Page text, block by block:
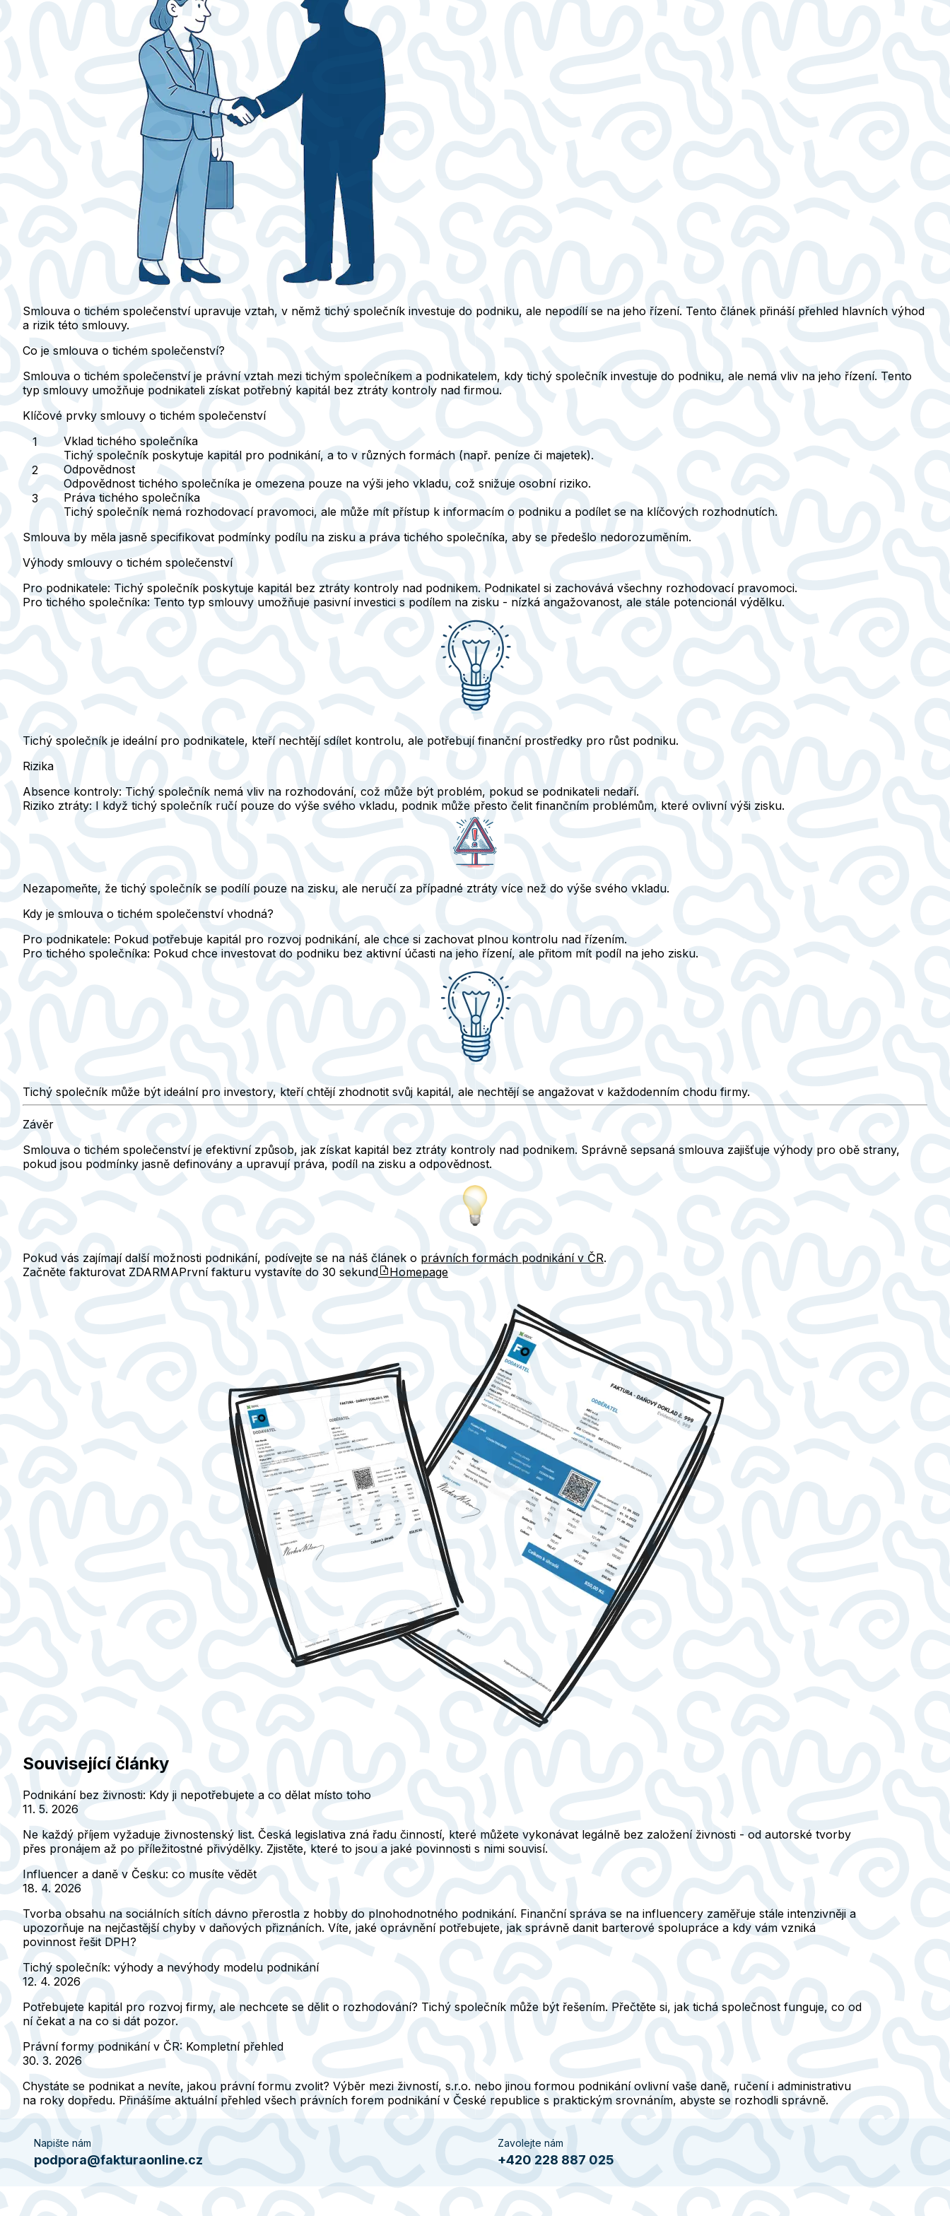
Smlouva o tichém společenství upravuje vztah, v němž tichý společník investuje do podniku, ale nepodílí se na jeho řízení. Tento článek přináší přehled hlavních výhod
a rizik této smlouvy.
Co je smlouva o tichém společenství?
Smlouva o tichém společenství je právní vztah mezi tichým společníkem a podnikatelem, kdy tichý společník investuje do podniku, ale nemá vliv na jeho řízení. Tento
typ smlouvy umožňuje podnikateli získat potřebný kapitál bez ztráty kontroly nad firmou.
Klíčové prvky smlouvy o tichém společenství
Vklad tichého společníka
Tichý společník poskytuje kapitál pro podnikání, a to v různých formách (např. peníze či majetek).
Odpovědnost
Odpovědnost tichého společníka je omezena pouze na výši jeho vkladu, což snižuje osobní riziko.
Práva tichého společníka
Tichý společník nemá rozhodovací pravomoci, ale může mít přístup k informacím o podniku a podílet se na klíčových rozhodnutích.
Smlouva by měla jasně specifikovat podmínky podílu na zisku a práva tichého společníka, aby se předešlo nedorozuměním.
Výhody smlouvy o tichém společenství
Pro podnikatele: Tichý společník poskytuje kapitál bez ztráty kontroly nad podnikem. Podnikatel si zachovává všechny rozhodovací pravomoci.
Pro tichého společníka: Tento typ smlouvy umožňuje pasivní investici s podílem na zisku - nízká angažovanost, ale stále potencionál výdělku.
Tichý společník je ideální pro podnikatele, kteří nechtějí sdílet kontrolu, ale potřebují finanční prostředky pro růst podniku.
Rizika
Absence kontroly: Tichý společník nemá vliv na rozhodování, což může být problém, pokud se podnikateli nedaří.
Riziko ztráty: I když tichý společník ručí pouze do výše svého vkladu, podnik může přesto čelit finančním problémům, které ovlivní výši zisku.
Nezapomeňte, že tichý společník se podílí pouze na zisku, ale neručí za případné ztráty více než do výše svého vkladu.
Kdy je smlouva o tichém společenství vhodná?
Pro podnikatele: Pokud potřebuje kapitál pro rozvoj podnikání, ale chce si zachovat plnou kontrolu nad řízením.
Pro tichého společníka: Pokud chce investovat do podniku bez aktivní účasti na jeho řízení, ale přitom mít podíl na jeho zisku.
Tichý společník může být ideální pro investory, kteří chtějí zhodnotit svůj kapitál, ale nechtějí se angažovat v každodenním chodu firmy.
Závěr
Smlouva o tichém společenství je efektivní způsob, jak získat kapitál bez ztráty kontroly nad podnikem. Správně sepsaná smlouva zajišťuje výhody pro obě strany,
pokud jsou podmínky jasně definovány a upravují práva, podíl na zisku a odpovědnost.
Pokud vás zajímají další možnosti podnikání, podívejte se na náš článek o právních formách podnikání v ČR.
Začněte fakturovat ZDARMAPrvní fakturu vystavíte do 30 sekund Homepage
Související články
Podnikání bez živnosti: Kdy ji nepotřebujete a co dělat místo toho
11. 5. 2026
Ne každý příjem vyžaduje živnostenský list. Česká legislativa zná řadu činností, které můžete vykonávat legálně bez založení živnosti - od autorské tvorby
přes pronájem až po příležitostné přivýdělky. Zjistěte, které to jsou a jaké povinnosti s nimi souvisí.
Influencer a daně v Česku: co musíte vědět
18. 4. 2026
Tvorba obsahu na sociálních sítích dávno přerostla z hobby do plnohodnotného podnikání. Finanční správa se na influencery zaměřuje stále intenzivněji a
upozorňuje na nejčastější chyby v daňových přiznáních. Víte, jaké oprávnění potřebujete, jak správně danit barterové spolupráce a kdy vám vzniká
povinnost řešit DPH?
Tichý společník: výhody a nevýhody modelu podnikání
12. 4. 2026
Potřebujete kapitál pro rozvoj firmy, ale nechcete se dělit o rozhodování? Tichý společník může být řešením. Přečtěte si, jak tichá společnost funguje, co od
ní čekat a na co si dát pozor.
Právní formy podnikání v ČR: Kompletní přehled
30. 3. 2026
Chystáte se podnikat a nevíte, jakou právní formu zvolit? Výběr mezi živností, s.r.o. nebo jinou formou podnikání ovlivní vaše daně, ručení i administrativu
na roky dopředu. Přinášíme aktuální přehled všech právních forem podnikání v České republice s praktickým srovnáním, abyste se rozhodli správně.
Napište nám
podpora@fakturaonline.cz
Zavolejte nám
+420 228 887 025